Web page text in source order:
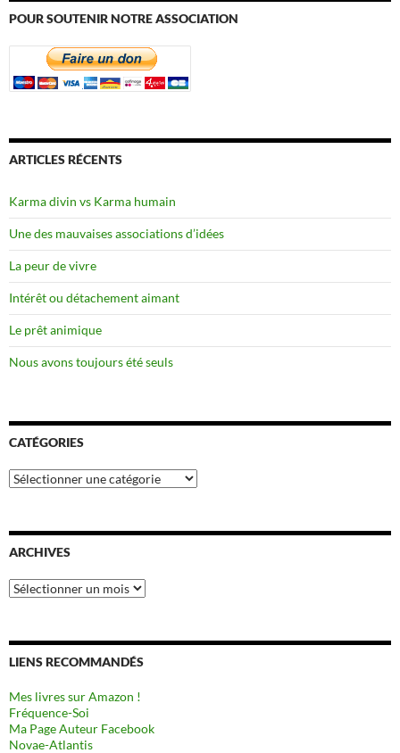
POUR SOUTENIR NOTRE ASSOCIATION
ARTICLES RÉCENTS
Karma divin vs Karma humain
Une des mauvaises associations d’idées
La peur de vivre
Intérêt ou détachement aimant
Le prêt animique
Nous avons toujours été seuls
CATÉGORIES
Catégories
ARCHIVES
Archives
LIENS RECOMMANDÉS
Mes livres sur Amazon !
Fréquence-Soi
Ma Page Auteur Facebook
Novae-Atlantis